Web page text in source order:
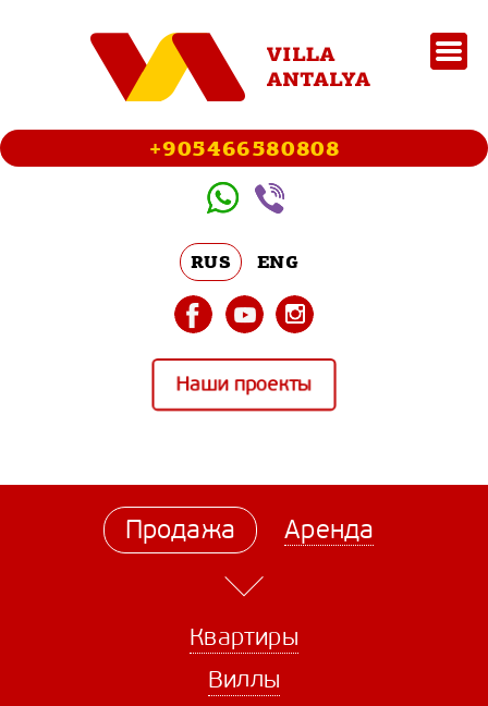
+905466580808
Наши проекты
RUS ENG
Квартиры
Виллы
Продажа Аренда